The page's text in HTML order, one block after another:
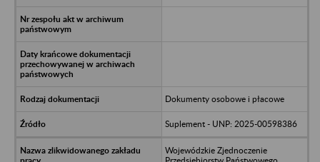
Dokumenty osobowe i płacowe
Suplement - UNP: 2025-00598386
Wojewódzkie Zjednoczenie